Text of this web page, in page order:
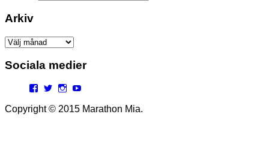
Arkiv
Arkiv
Sociala medier
Facebook
TwitterInstagram
Copyright © 2015 Marathon Mia.